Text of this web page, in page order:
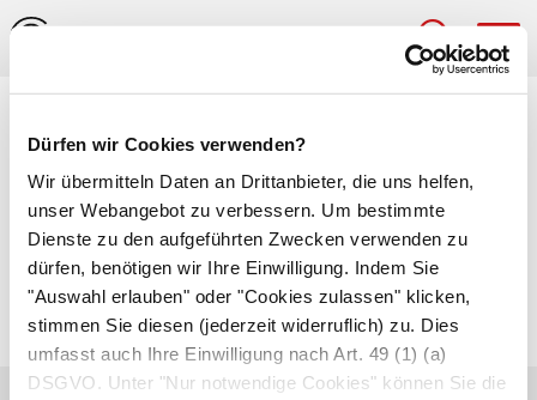
Dürfen wir Cookies verwenden?
Wir übermitteln Daten an Drittanbieter, die uns helfen,
unser Webangebot zu verbessern. Um bestimmte
Dienste zu den aufgeführten Zwecken verwenden zu
dürfen, benötigen wir Ihre Einwilligung. Indem Sie
"Auswahl erlauben" oder "Cookies zulassen" klicken,
stimmen Sie diesen (jederzeit widerruflich) zu. Dies
umfasst auch Ihre Einwilligung nach Art. 49 (1) (a)
DSGVO. Unter "Nur notwendige Cookies" können Sie die
Gramnegative, stäbchenförmigeBakterien. Sie
sind die Erreger desQ-Fiebers, einer in
Deutschland meldepflichtigen Erkrankung.
Autor*innen
zuletzt geändert am01.01.1970 um 01:00 Uhr